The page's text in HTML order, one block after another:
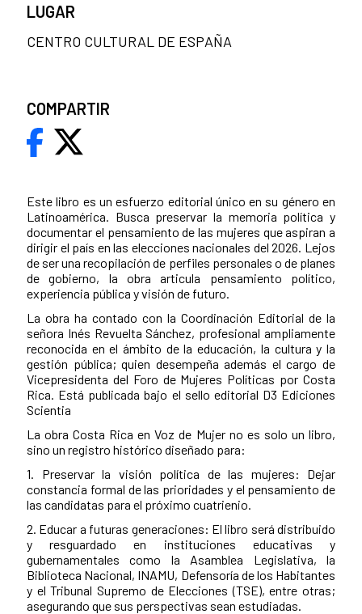
Este libro es un esfuerzo editorial único en su género en
Latinoamérica. Busca preservar la memoria política y
documentar el pensamiento de las mujeres que aspiran a
dirigir el país en las elecciones nacionales del 2026. Lejos
de ser una recopilación de perfiles personales o de planes
de gobierno, la obra articula pensamiento político,
experiencia pública y visión de futuro.
La obra ha contado con la Coordinación Editorial de la
señora Inés Revuelta Sánchez, profesional ampliamente
reconocida en el ámbito de la educación, la cultura y la
gestión pública; quien desempeña además el cargo de
Vicepresidenta del Foro de Mujeres Políticas por Costa
Rica. Está publicada bajo el sello editorial D3 Ediciones
Scientia
La obra Costa Rica en Voz de Mujer no es solo un libro,
sino un registro histórico diseñado para:
1. Preservar la visión política de las mujeres: Dejar
constancia formal de las prioridades y el pensamiento de
las candidatas para el próximo cuatrienio.
2. Educar a futuras generaciones: El libro será distribuido
y resguardado en instituciones educativas y
gubernamentales como la Asamblea Legislativa, la
Biblioteca Nacional, INAMU, Defensoría de los Habitantes
y el Tribunal Supremo de Elecciones (TSE), entre otras;
asegurando que sus perspectivas sean estudiadas.
LUGAR
CENTRO CULTURAL DE ESPAÑA
COMPARTIR